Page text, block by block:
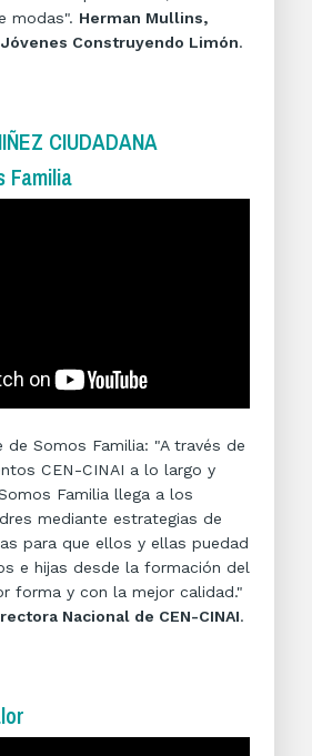
modas". Herman Mullins,
Construyendo Limón.
CIUDADANA
Familia
de Somos Familia: "A través de
CEN-CINAI a lo largo y
Familia llega a los
mediante estrategias de
para que ellos y ellas puedad
e hijas desde la formación del
forma y con la mejor calidad."
Nacional de CEN-CINAI.